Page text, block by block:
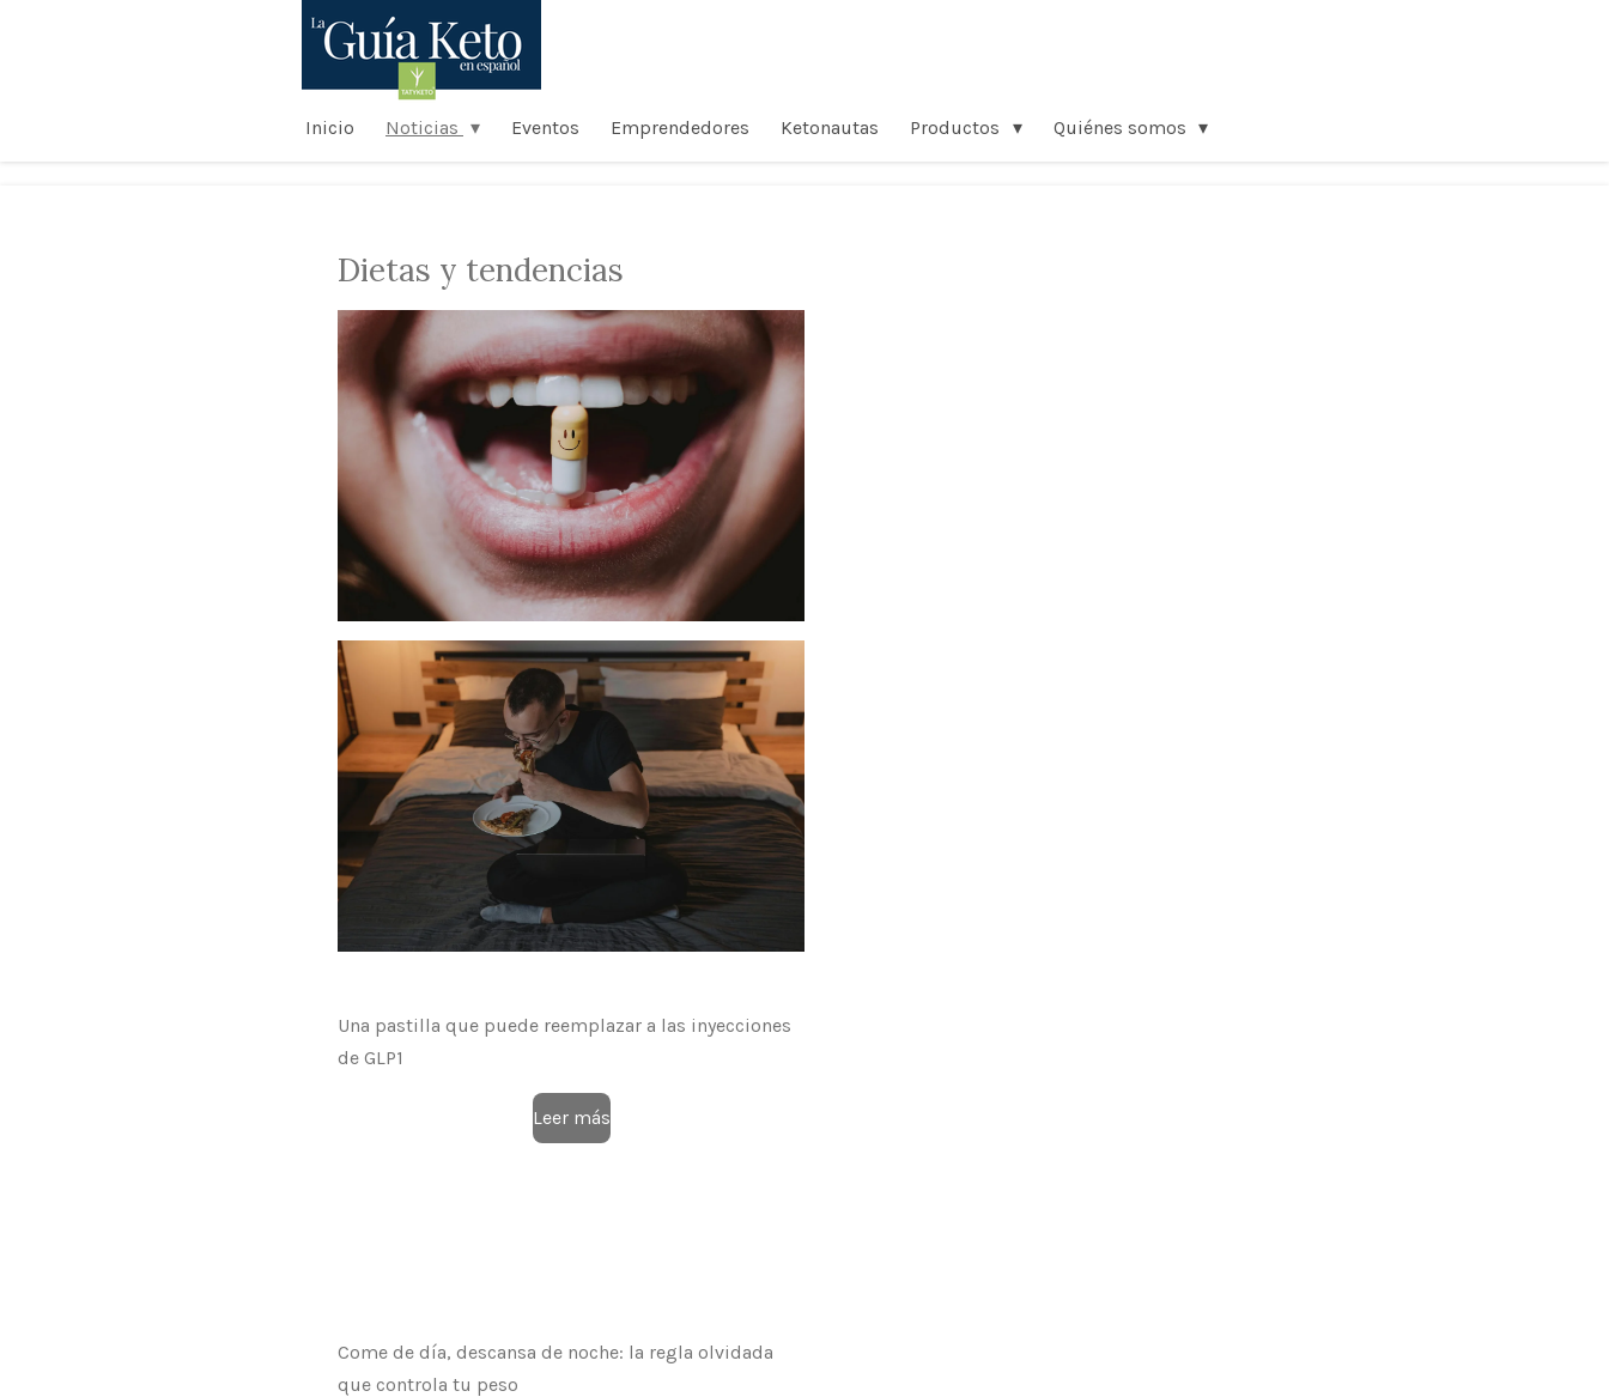
Inicio Noticias Eventos Emprendedores Ketonautas Productos Quiénes somos
Dietas y tendencias
Una pastilla que puede reemplazar a las inyecciones
de GLP1
Leer más
Come de día, descansa de noche: la regla olvidada
que controla tu peso